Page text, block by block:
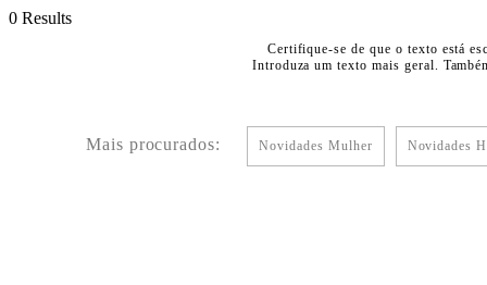
0 Results
Certifique-se de que o texto está
Introduza um texto mais geral.
Mais procurados: Novidades Mulher Novidades